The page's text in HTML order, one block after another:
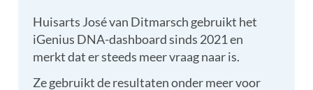
Huisarts José van Ditmarsch gebruikt het
iGenius DNA-dashboard sinds 2021 en
merkt dat er steeds meer vraag naar is.
Ze gebruikt de resultaten onder meer voor